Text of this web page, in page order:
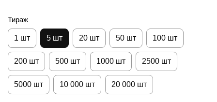
Тираж
1 шт 5 шт 20 шт 50 шт 100 шт
200 шт 500 шт 1000 шт 2500 шт
5000 шт 10 000 шт 20 000 шт